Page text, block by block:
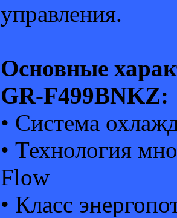
управления.
Основные
GR-F499BNKZ:
• Система
• Технология
Flow
• Класс